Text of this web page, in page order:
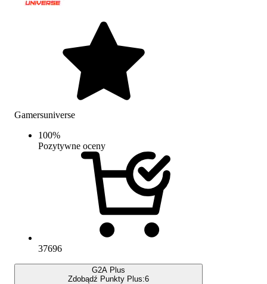
Gamersuniverse
100%
Pozytywne oceny
37696
G2A Plus
Zdobądź Punkty Plus:6